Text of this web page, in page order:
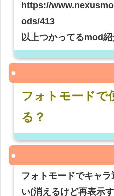
https://
ods/413
以上つかってるmod紹
フォトモードで
る？
フォトモードでキャ
い(消えるけど再表示